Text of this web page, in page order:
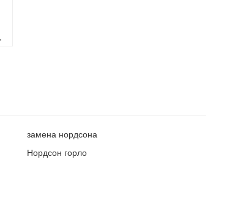
замена нордсона
Нордсон горло